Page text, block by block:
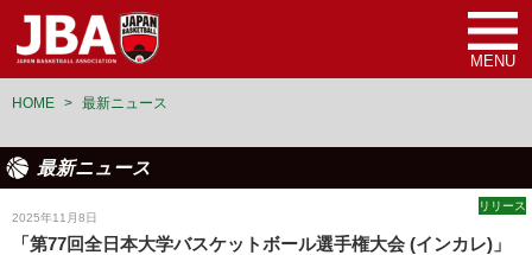
MENU
HOME > 最新ニュース
最新ニュース
2025年11月8日
リリース
「第77回全日本大学バスケットボール選手権大会 (インカレ)」